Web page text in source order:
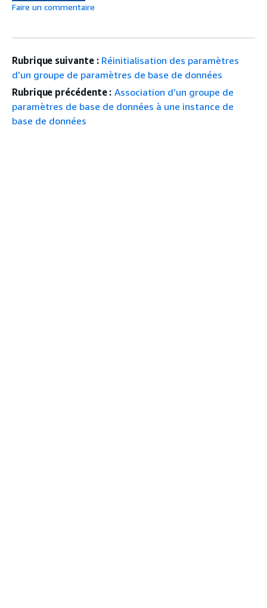
Faire un commentaire
Rubrique suivante : Réinitialisation des paramètres
d’un groupe de paramètres de base de données
Rubrique précédente : Association d’un groupe de
paramètres de base de données à une instance de
base de données